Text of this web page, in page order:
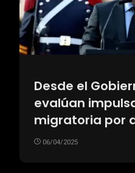
Desde el
evalúan
migratoria por
06/04/2025